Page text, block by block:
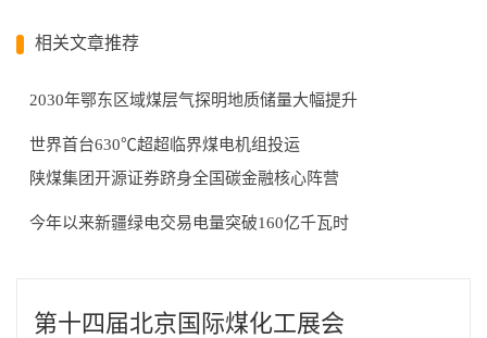
相关文章推荐
2030年鄂东区域煤层气探明地质储量大幅提升
世界首台630℃超超临界煤电机组投运
陕煤集团开源证券跻身全国碳金融核心阵营
今年以来新疆绿电交易电量突破160亿千瓦时
第十四届北京国际煤化工展会